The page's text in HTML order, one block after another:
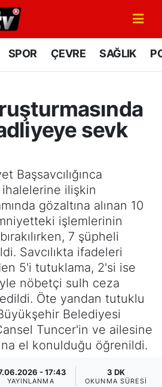
SPOR ÇEVRE SAĞLIK
sevk
Başsavcılığınca
ilişkin
gözaltına alınan 10
işlemlerinin
7 şüpheli
Savcılıkta ifadeleri
5'i tutuklama, 2'si ise
nöbetçi sulh ceza
Öte yandan tutuklu
Belediyesi
Tuncer'in ve ailesine
el konulduğu öğrenildi.
- 17:43
YAYINLANMA
3 DK
OKUNMA SÜRESI
Eczaneler
Haritası
Durumu ve Fikstür